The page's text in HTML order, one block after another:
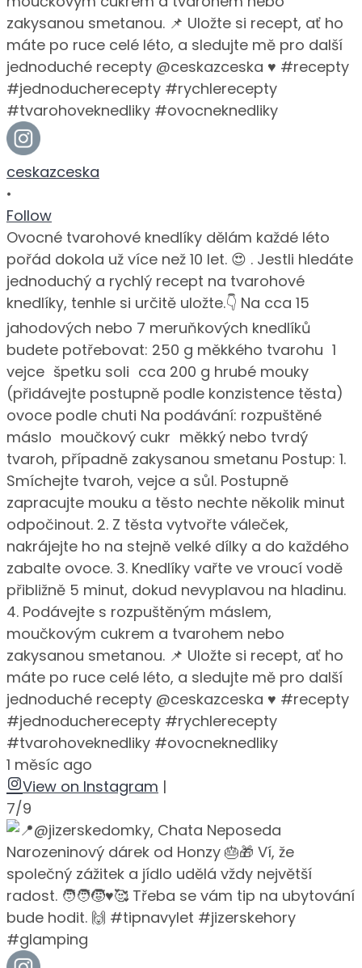
ceskazceska
•
Follow
Ovocné tvarohové knedlíky dělám každé léto
pořád dokola už více než 10 let. 😍 . Jestli hledáte
jednoduchý a rychlý recept na tvarohové
knedlíky, tenhle si určitě uložte.👇 Na cca 15
jahodových nebo 7 meruňkových knedlíků
budete potřebovat: 250 g měkkého tvarohu 1
vejce špetku soli cca 200 g hrubé mouky
(přidávejte postupně podle konzistence těsta)
ovoce podle chuti Na podávání: rozpuštěné
máslo moučkový cukr měkký nebo tvrdý
tvaroh, případně zakysanou smetanu Postup: 1.
Smíchejte tvaroh, vejce a sůl. Postupně
zapracujte mouku a těsto nechte několik minut
odpočinout. 2. Z těsta vytvořte váleček,
nakrájejte ho na stejně velké dílky a do každého
zabalte ovoce. 3. Knedlíky vařte ve vroucí vodě
přibližně 5 minut, dokud nevyplavou na hladinu.
4. Podávejte s rozpuštěným máslem,
moučkovým cukrem a tvarohem nebo
zakysanou smetanou. 📌 Uložte si recept, ať ho
máte po ruce celé léto, a sledujte mě pro další
jednoduché recepty @ceskazceska ♥️ #recepty
#jednoducherecepty #rychlerecepty
#tvarohoveknedliky #ovocneknedliky
1 měsíc ago
View on Instagram |
7/9